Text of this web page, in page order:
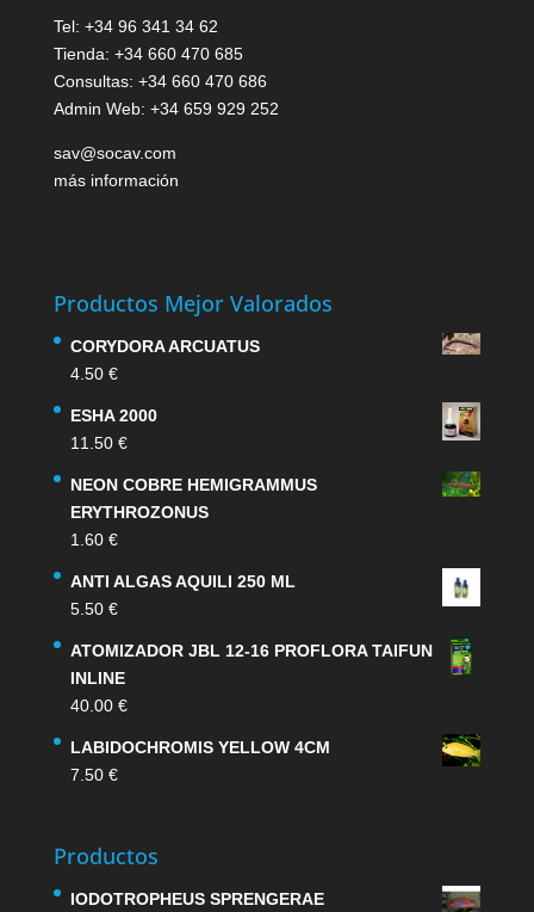
Tel: +34 96 341 34 62
Tienda: +34 660 470 685
Consultas: +34 660 470 686
Admin Web: +34 659 929 252
sav@socav.com
más información
Productos Mejor Valorados
CORYDORA ARCUATUS
4.50 €
ESHA 2000
11.50 €
NEON COBRE HEMIGRAMMUS
ERYTHROZONUS
1.60 €
ANTI ALGAS AQUILI 250 ML
5.50 €
ATOMIZADOR JBL 12-16 PROFLORA TAIFUN
INLINE
40.00 €
LABIDOCHROMIS YELLOW 4CM
7.50 €
Productos
IODOTROPHEUS SPRENGERAE